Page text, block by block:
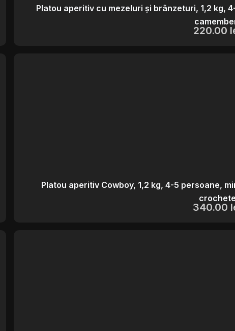
Platou aperitiv cu mezeluri și brânzeturi, 1,2 kg,
220.00
Platou aperitiv Cowboy, 1,2 kg, 4-5 persoane,
340.00